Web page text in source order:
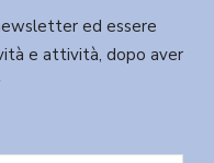
ed essere
e attività, dopo aver